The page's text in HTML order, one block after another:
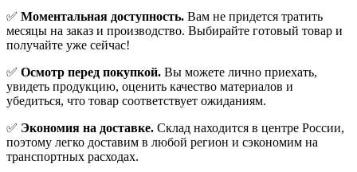
✅ Моментальная доступность. Вам не придется тратить
месяцы на заказ и производство. Выбирайте готовый товар и
получайте уже сейчас!
✅ Осмотр перед покупкой. Вы можете лично приехать,
увидеть продукцию, оценить качество материалов и
убедиться, что товар соответствует ожиданиям.
✅ Экономия на доставке. Склад находится в центре России,
поэтому легко доставим в любой регион и сэкономим на
транспортных расходах.